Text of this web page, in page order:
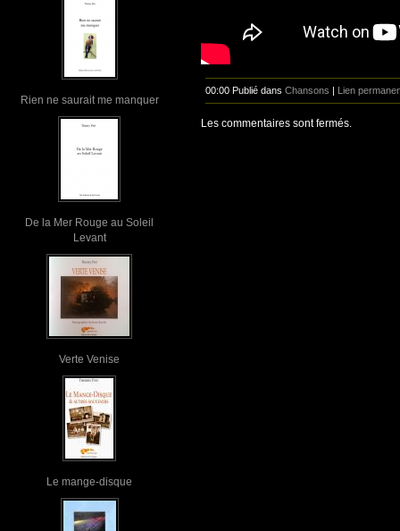
Rien ne saurait me manquer
De la Mer Rouge au Soleil
Levant
Verte Venise
Le mange-disque
00:00 Publié dans Chansons | Lien
Les commentaires sont fermés.